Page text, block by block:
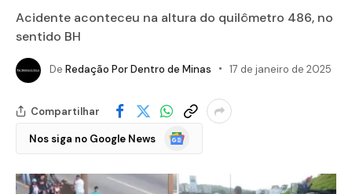
Acidente aconteceu na altura do quilômetro 486, no
sentido BH
De Redação Por Dentro de Minas 17 de janeiro de 2025
Compartilhar
Nos siga no Google News
Google
Notícias